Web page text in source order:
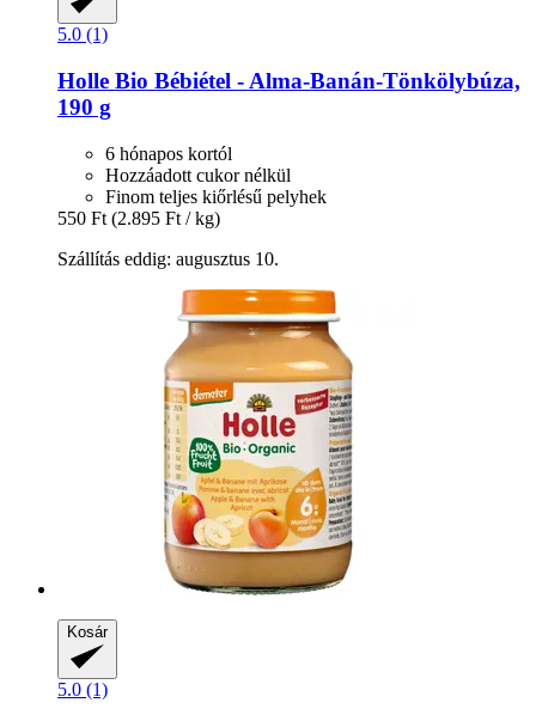
5.0 (1)
Holle Bio Bébiétel -​ Alma-​Banán-​Tönkölybúza,
190 g
6 hónapos kortól
Hozzáadott cukor nélkül
Finom teljes kiőrlésű pelyhek
550 Ft (2.895 Ft / kg)
Szállítás eddig: augusztus 10.
Kosár
5.0 (1)